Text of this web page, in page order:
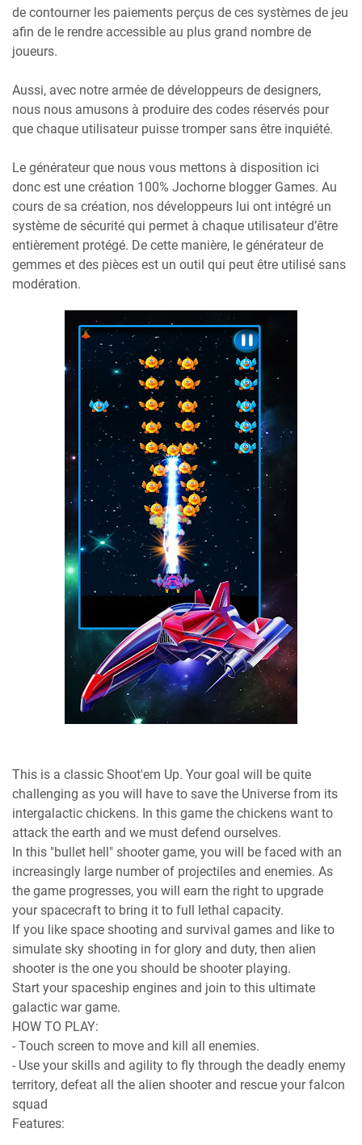
de contourner les paiements perçus de ces systèmes de jeu
afin de le rendre accessible au plus grand nombre de
joueurs.
Aussi, avec notre armée de développeurs de designers,
nous nous amusons à produire des codes réservés pour
que chaque utilisateur puisse tromper sans être inquiété.
Le générateur que nous vous mettons à disposition ici
donc est une création 100% Jochorne blogger Games. Au
cours de sa création, nos développeurs lui ont intégré un
système de sécurité qui permet à chaque utilisateur d’être
entièrement protégé. De cette manière, le générateur de
gemmes et des pièces est un outil qui peut être utilisé sans
modération.
This is a classic Shoot'em Up. Your goal will be quite
challenging as you will have to save the Universe from its
intergalactic chickens. In this game the chickens want to
attack the earth and we must defend ourselves.
In this "bullet hell" shooter game, you will be faced with an
increasingly large number of projectiles and enemies. As
the game progresses, you will earn the right to upgrade
your spacecraft to bring it to full lethal capacity.
If you like space shooting and survival games and like to
simulate sky shooting in for glory and duty, then alien
shooter is the one you should be shooter playing.
Start your spaceship engines and join to this ultimate
galactic war game.
HOW TO PLAY:
- Touch screen to move and kill all enemies.
- Use your skills and agility to fly through the deadly enemy
territory, defeat all the alien shooter and rescue your falcon
squad
Features: